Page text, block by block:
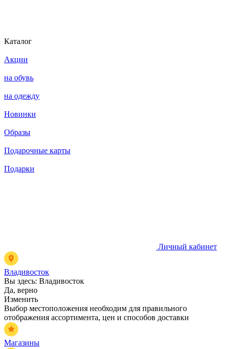
Каталог
Акции
на обувь
на одежду
Новинки
Образы
Подарочные карты
Подарки
Личный кабинет
Владивосток
Вы здесь: Владивосток
Да, верно
Изменить
Выбор местоположения необходим для правильного
отображения ассортимента, цен и способов доставки
Магазины